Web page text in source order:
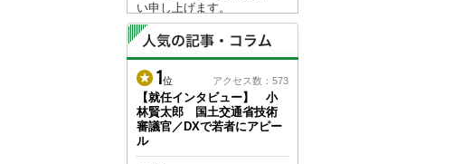
い申し上げます。
なお、情報は８月１７日
(月)より登録されます。
2026/04/23
●ゴールデンウィークに
伴う情報更新停止のお知
らせ(05/02～05/10)●
ユーザー各位
1位 アクセス数：573
【就任インタビュー】 小
林賢太郎 国土交通省技術
審議官／DXで若者にアピー
ル